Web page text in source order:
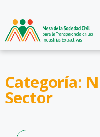
Categoría:
Sector